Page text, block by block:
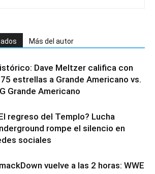
Más del autor
Dave Meltzer califica con
estrellas a Grande Americano vs.
Grande Americano
regreso del Templo? Lucha
rompe el silencio en
sociales
vuelve a las 2 horas: WWE